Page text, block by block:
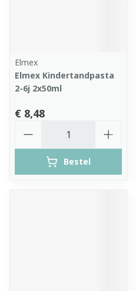
Elmex
Elmex Kindertandpasta
2-6j 2x50ml
€ 8,48
Bestel